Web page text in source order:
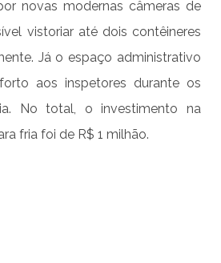
novas modernas câmeras de
vistoriar até dois contêineres
Já o espaço administrativo
aos inspetores durante os
No total, o investimento na
fria foi de R$ 1 milhão.